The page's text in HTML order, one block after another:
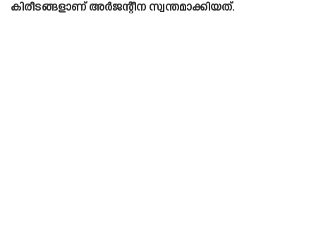
കിരീടങ്ങളാണ് അർജന്റീന സ്വന്തമാക്കിയത്.